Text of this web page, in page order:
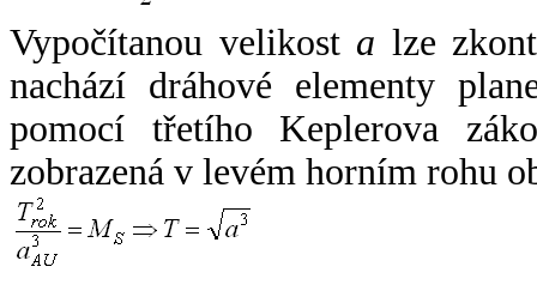
Vypočítanou velikost a lze
nachází dráhové elementy
pomocí třetího Keplerova
zobrazená v levém horním rohu